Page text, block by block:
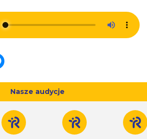
Nasze audycje